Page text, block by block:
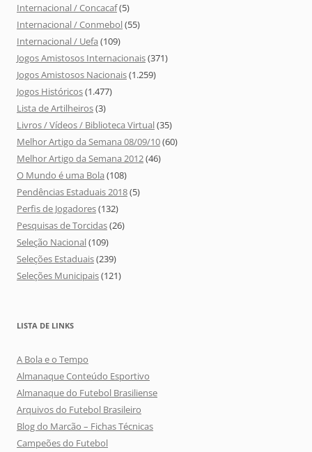
Internacional / Concacaf(5)
Internacional / Conmebol(55)
Internacional / Uefa (109)
Jogos Amistosos Internacionais(371)
Jogos Amistosos Nacionais(1.259)
Jogos Históricos(1.477)
Lista de Artilheiros(3)
Livros / Vídeos / Biblioteca Virtual(35)
Melhor Artigo da Semana 08/09/10(60)
Melhor Artigo da Semana 2012(46)
O Mundo é uma Bola (108)
Pendências Estaduais 2018(5)
Perfis de Jogadores(132)
Pesquisas de Torcidas(26)
Seleção Nacional(109)
Seleções Estaduais(239)
Seleções Municipais(121)
LISTA DE LINKS
A Bola e o Tempo
Almanaque Conteúdo Esportivo
Almanaque do Futebol Brasiliense
Arquivos do Futebol Brasileiro
Blog do Marcão – Fichas Técnicas
Campeões do Futebol